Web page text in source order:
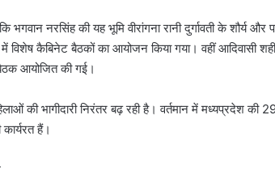
भगवान नरसिंह की यह भूमि वीरांगना रानी दुर्गावती के शौर्य
में विशेष कैबिनेट बैठकों का आयोजन किया गया। वहीं आदिवासी
आयोजित की गई।
की भागीदारी निरंतर बढ़ रही है। वर्तमान में मध्यप्रदेश
हैं।